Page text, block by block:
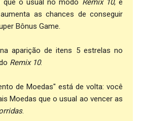
que o usual no modo Remix 10, e
as chances de conseguir
Bônus Game.
aparição de itens 5 estrelas no
Remix 10.
de Moedas" está de volta: você
Moedas que o usual ao vencer as
.